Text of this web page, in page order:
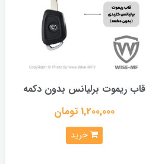
قاب ریموت برلیانس بدون دکمه
1,200,000 تومان
خرید